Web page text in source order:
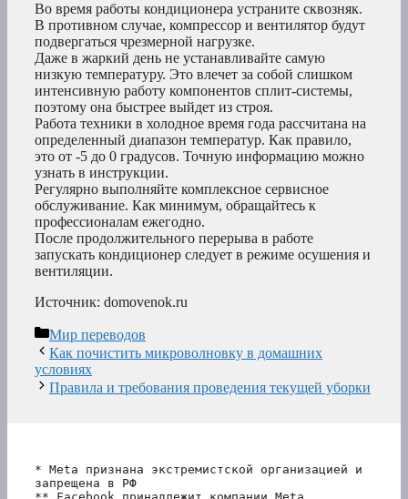
Во время работы кондиционера устраните сквозняк.
В противном случае, компрессор и вентилятор будут
подвергаться чрезмерной нагрузке.
Даже в жаркий день не устанавливайте самую
низкую температуру. Это влечет за собой слишком
интенсивную работу компонентов сплит-системы,
поэтому она быстрее выйдет из строя.
Работа техники в холодное время года рассчитана на
определенный диапазон температур. Как правило,
это от -5 до 0 градусов. Точную информацию можно
узнать в инструкции.
Регулярно выполняйте комплексное сервисное
обслуживание. Как минимум, обращайтесь к
профессионалам ежегодно.
После продолжительного перерыва в работе
запускать кондиционер следует в режиме осушения и
вентиляции.
Источник: domovenok.ru
Рубрики
Мир переводов
Как почистить микроволновку в домашних
условиях
Правила и требования проведения текущей уборки
* Meta признана экстремистской организацией и
запрещена в РФ